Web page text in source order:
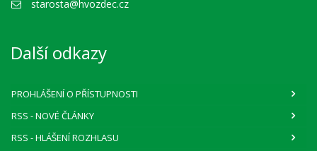
starosta@hvozdec.cz
Další odkazy
PROHLÁŠENÍ O PŘÍSTUPNOSTI
RSS - NOVÉ ČLÁNKY
RSS - HLÁŠENÍ ROZHLASU